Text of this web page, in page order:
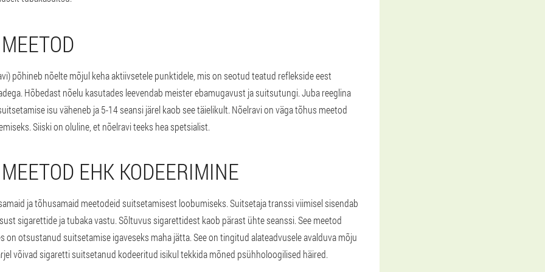
põhineb nõelte mõjul keha aktiivsetele punktidele, mis on seotud teatud reflekside eest
Hõbedast nõelu kasutades leevendab meister ebamugavust ja suitsutungi. Juba reeglina
isu väheneb ja 5-14 seansi järel kaob see täielikult. Nõelravi on väga tõhus meetod
Siiski on oluline, et nõelravi teeks hea spetsialist.
EHK KODEERIMINE
ja tõhusamaid meetodeid suitsetamisest loobumiseks. Suitsetaja transsi viimisel sisendab
sigarettide ja tubaka vastu. Sõltuvus sigarettidest kaob pärast ühte seanssi. See meetod
on otsustanud suitsetamise igaveseks maha jätta. See on tingitud alateadvusele avalduva mõju
võivad sigaretti suitsetanud kodeeritud isikul tekkida mõned psühholoogilised häired.